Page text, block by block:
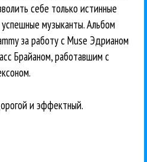
себе только истинные
музыканты. Альбом
за работу с Muse Эдрианом
Брайаном, работавшим с
и эффектный.